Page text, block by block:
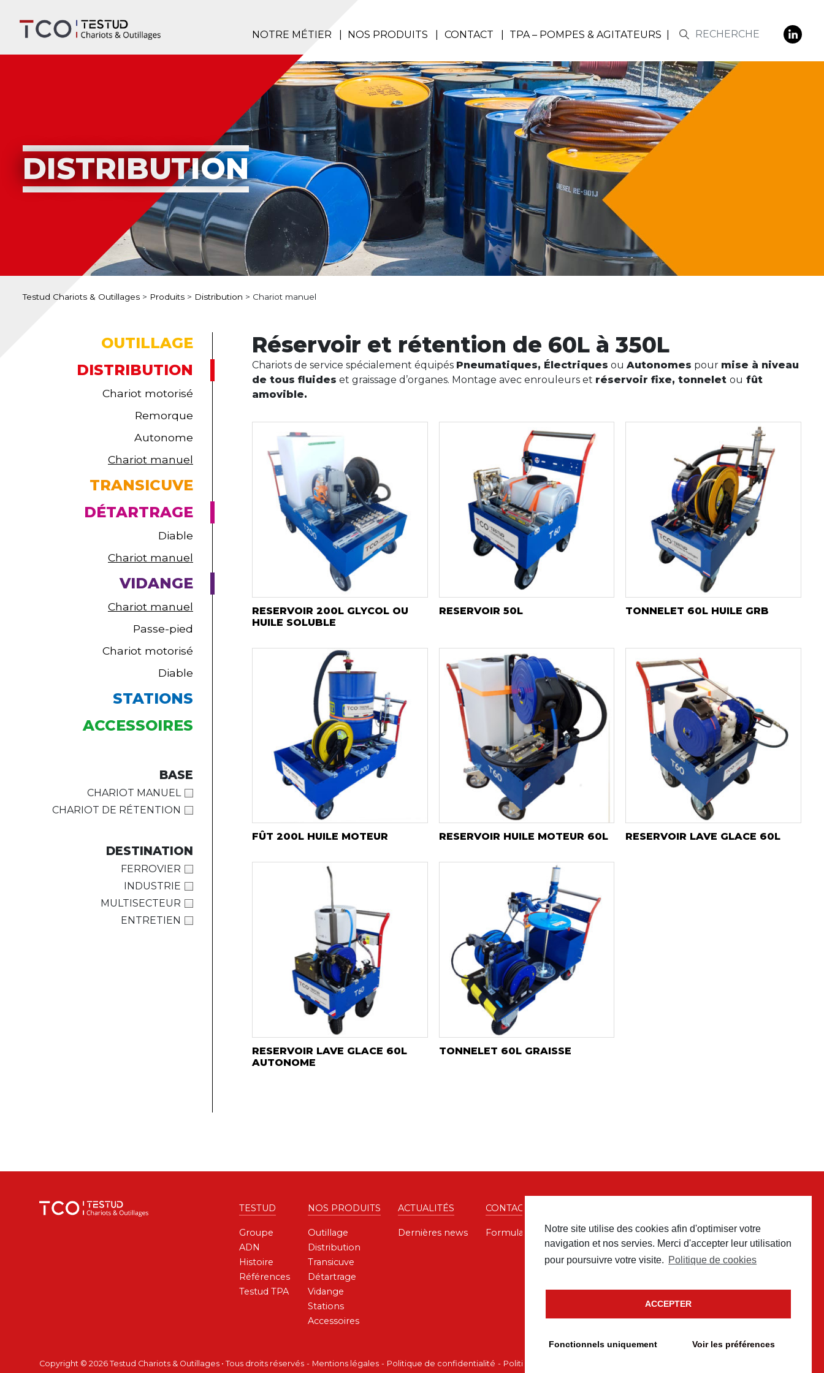
Notre site utilise des cookies afin d'optimiser votre
navigation et nos servies. Merci d'accepter leur utilisation
pour poursuivre votre visite. Politique de cookies
ACCEPTER
Fonctionnels uniquement Voir les préférences
NOTRE MÉTIER NOS PRODUITS CONTACT TPA – POMPES & AGITATEURS
DISTRIBUTION
Testud Chariots & Outillages > Produits > Distribution > Chariot manuel
OUTILLAGE
DISTRIBUTION
Chariot motorisé
Remorque
Autonome
Chariot manuel
TRANSICUVE
DÉTARTRAGE
Diable
Chariot manuel
VIDANGE
Chariot manuel
Passe-pied
Chariot motorisé
Diable
STATIONS
ACCESSOIRES
BASE
CHARIOT MANUEL
CHARIOT DE RÉTENTION
DESTINATION
FERROVIER
INDUSTRIE
MULTISECTEUR
ENTRETIEN
Réservoir et rétention de 60L à 350L
Chariots de service spécialement équipés Pneumatiques, Électriques ou Autonomes pour mise à niveau
de tous fluides et graissage d’organes. Montage avec enrouleurs et réservoir fixe, tonnelet ou fût
amovible.
RESERVOIR 200L GLYCOL OU
HUILE SOLUBLE
RESERVOIR 50L TONNELET 60L HUILE GRB
FÛT 200L HUILE MOTEUR RESERVOIR HUILE MOTEUR 60L RESERVOIR LAVE GLACE 60L
RESERVOIR LAVE GLACE 60L
AUTONOME
TONNELET 60L GRAISSE
TESTUD
Groupe
ADN
Histoire
Références
Testud TPA
NOS PRODUITS
Outillage
Distribution
Transicuve
Détartrage
Vidange
Stations
Accessoires
ACTUALITÉS
Dernières news
CONTACT
Formulaire de contact
Copyright © 2026 Testud Chariots & Outillages • Tous droits réservés Mentions légales Politique de confidentialité Politique de cookies